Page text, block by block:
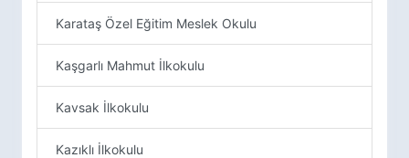
Karataş Özel Eğitim Meslek Okulu
Kaşgarlı Mahmut İlkokulu
Kavsak İlkokulu
Kazıklı İlkokulu